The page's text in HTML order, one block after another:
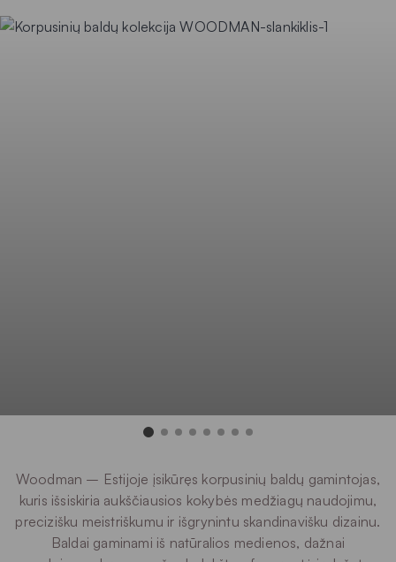
Woodman – Estijoje įsikūręs korpusinių baldų gamintojas,
kuris išsiskiria aukščiausios kokybės medžiagų naudojimu,
precizišku meistriškumu ir išgrynintu skandinavišku dizainu.
Baldai gaminami iš natūralios medienos, dažnai